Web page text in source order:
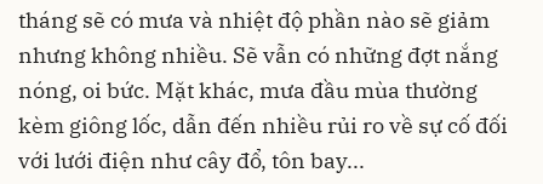
tháng sẽ có mưa và nhiệt độ phần nào sẽ giảm
nhưng không nhiều. Sẽ vẫn có những đợt nắng
nóng, oi bức. Mặt khác, mưa đầu mùa thường
kèm giông lốc, dẫn đến nhiều rủi ro về sự cố đối
với lưới điện như cây đổ, tôn bay...